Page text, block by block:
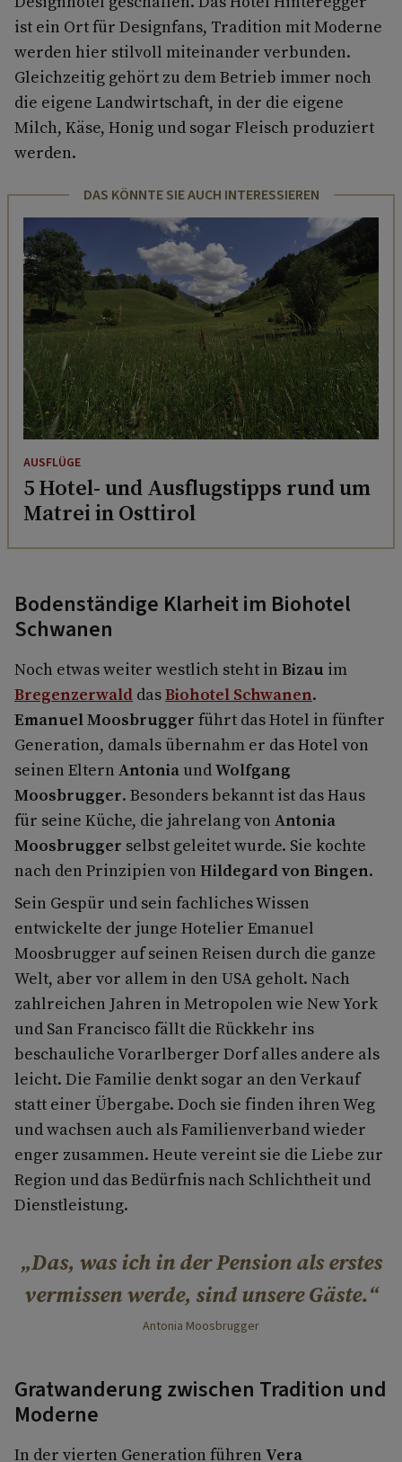
ist ein Ort für Designfans, Tradition mit Moderne
werden hier stilvoll miteinander verbunden.
Gleichzeitig gehört zu dem Betrieb immer noch
die eigene Landwirtschaft, in der die eigene
Milch, Käse, Honig und sogar Fleisch produziert
werden.
DAS KÖNNTE SIE AUCH INTERESSIEREN
AUSFLÜGE
5 Hotel- und Ausflugstipps rund um
Matrei in Osttirol
Bodenständige Klarheit im Biohotel
Schwanen
Noch etwas weiter westlich steht in Bizau im
Bregenzerwald dasBiohotel Schwanen.
Emanuel Moosbrugger führt das Hotel in fünfter
Generation, damals übernahm er das Hotel von
seinen Eltern Antonia undWolfgang
Moosbrugger. Besonders bekannt ist das Haus
für seine Küche, die jahrelang von Antonia
Moosbrugger selbst geleitet wurde. Sie kochte
nach den Prinzipien von Hildegard von Bingen.
Sein Gespür und sein fachliches Wissen
entwickelte der junge Hotelier Emanuel
Moosbrugger auf seinen Reisen durch die ganze
Welt, aber vor allem in den USA geholt. Nach
zahlreichen Jahren in Metropolen wie New York
und San Francisco fällt die Rückkehr ins
beschauliche Vorarlberger Dorf alles andere als
leicht. Die Familie denkt sogar an den Verkauf
statt einer Übergabe. Doch sie finden ihren Weg
und wachsen auch als Familienverband wieder
enger zusammen. Heute vereint sie die Liebe zur
Region und das Bedürfnis nach Schlichtheit und
Dienstleistung.
Das, was ich in der Pension als erstes
vermissen werde, sind unsere Gäste.
Antonia Moosbrugger
Gratwanderung zwischen Tradition und
Moderne
In der vierten Generation führen Vera